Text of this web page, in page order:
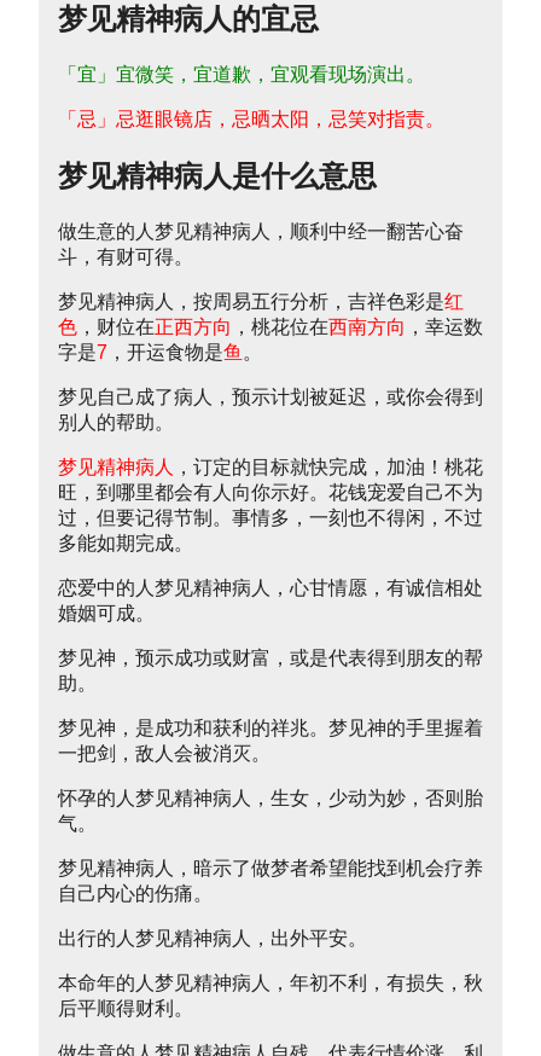
梦见精神病人的宜忌
「宜」宜微笑，宜道歉，宜观看现场演出。
「忌」忌逛眼镜店，忌晒太阳，忌笑对指责。
梦见精神病人是什么意思
做生意的人梦见精神病人，顺利中经一翻苦心奋
斗，有财可得。
梦见精神病人，按周易五行分析，吉祥色彩是红
色 ，财位在正西方向 ，桃花位在西南方向 ，幸运数
字是7 ，开运食物是鱼 。
梦见自己成了病人，预示计划被延迟，或你会得到
别人的帮助。
梦见精神病人
，订定的目标就快完成，加油！桃花
旺，到哪里都会有人向你示好。花钱宠爱自己不为
过，但要记得节制。事情多，一刻也不得闲，不过
多能如期完成。
恋爱中的人梦见精神病人，心甘情愿，有诚信相处
婚姻可成。
梦见神，预示成功或财富，或是代表得到朋友的帮
助。
梦见神，是成功和获利的祥兆。梦见神的手里握着
一把剑，敌人会被消灭。
怀孕的人梦见精神病人，生女，少动为妙，否则胎
气。
梦见精神病人，暗示了做梦者希望能找到机会疗养
自己内心的伤痛。
出行的人梦见精神病人，出外平安。
本命年的人梦见精神病人，年初不利，有损失，秋
后平顺得财利。